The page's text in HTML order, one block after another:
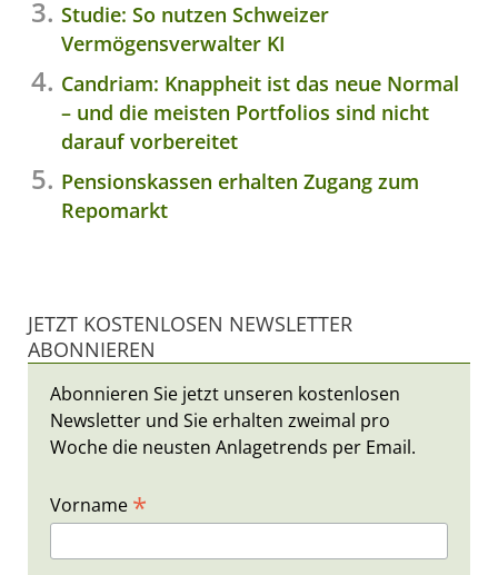
Studie: So nutzen Schweizer
Vermögensverwalter KI
Candriam: Knappheit ist das neue Normal
– und die meisten Portfolios sind nicht
darauf vorbereitet
Pensionskassen erhalten Zugang zum
Repomarkt
JETZT KOSTENLOSEN NEWSLETTER
ABONNIEREN
Abonnieren Sie jetzt unseren kostenlosen
Newsletter und Sie erhalten zweimal pro
Woche die neusten Anlagetrends per Email.
Vorname *